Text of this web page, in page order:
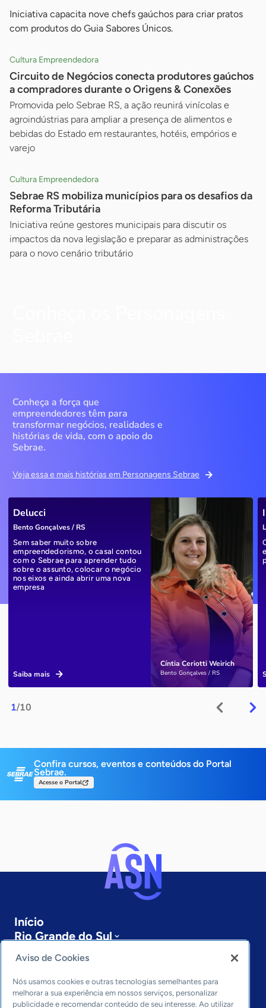
Iniciativa capacita nove chefs gaúchos para criar pratos
com produtos do Guia Sabores Únicos.
Cultura Empreendedora
Circuito de Negócios conecta produtores gaúchos
a compradores durante o Origens & Conexões
Promovida pelo Sebrae RS, a ação reunirá vinícolas e
agroindústrias para ampliar a presença de alimentos e
bebidas do Estado em restaurantes, hotéis, empórios e
varejo
Cultura Empreendedora
Sebrae RS mobiliza municípios para os desafios da
Reforma Tributária
Iniciativa reúne gestores municipais para discutir os
impactos da nova legislação e preparar as administrações
para o novo cenário tributário
Conheça a força que
empreendedores têm para
transformar negócios, realidades e
histórias de vida, com o apoio do
Sebrae.
Veja essa e mais histórias em Personagens Sebrae
1/10
Cíntia Ceriotti Weirich
Bento Gonçalves / RS
Delucci
Bento Gonçalves / RS
Sem saber muito sobre
empreendedorismo, o casal contou
com o Sebrae para aprender tudo
sobre o assunto, colocar o negócio
nos eixos e ainda abrir uma nova
empresa
Saiba mais
Confira cursos, eventos e conteúdos do Portal
Sebrae.
Acesse o Portal
Início
Rio Grande do Sul
Sobre a ASN
Últimas notícias
Entre em contato
Editorias
Aviso de Cookies
Nós usamos cookies e outras tecnologias semelhantes para
melhorar a sua experiência em nossos serviços, personalizar
publicidade e recomendar conteúdo de seu interesse. Ao utilizar